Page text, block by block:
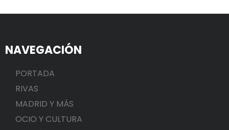
NAVEGACIÓN
PORTADA
RIVAS
MADRID Y MÁS
OCIO Y CULTURA